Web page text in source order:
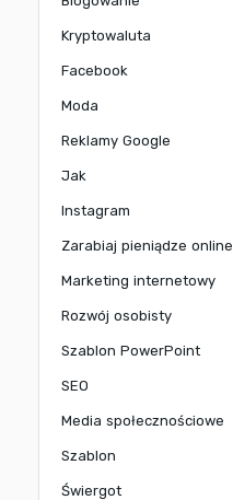
Kryptowaluta
Facebook
Moda
Reklamy Google
Jak
Instagram
Zarabiaj pieniądze online
Marketing internetowy
Rozwój osobisty
Szablon PowerPoint
SEO
Media społecznościowe
Szablon
Świergot